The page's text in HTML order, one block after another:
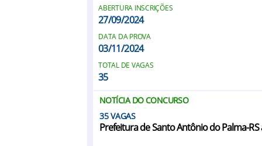
ABERTURA INSCRIÇÕES
27/09/2024
DATA DA PROVA
03/11/2024
TOTAL DE VAGAS
35
NOTÍCIA DO CONCURSO
35
Prefeitura de Santo Antônio do Palma-